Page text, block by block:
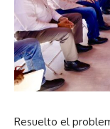
Resuelto el